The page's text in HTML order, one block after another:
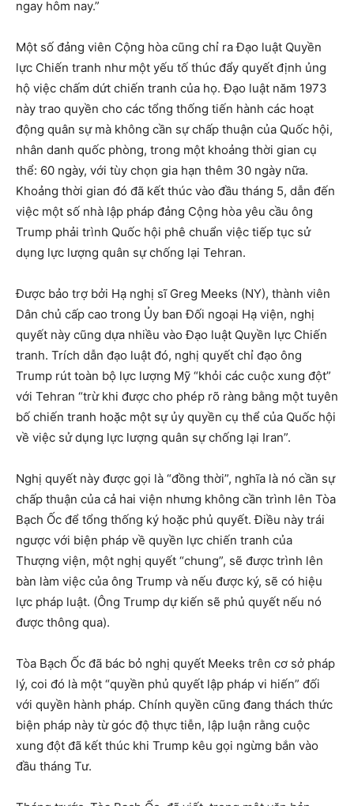
ngay hôm nay.”
Một số đảng viên Cộng hòa cũng chỉ ra Đạo luật Quyền
lực Chiến tranh như một yếu tố thúc đẩy quyết định ủng
hộ việc chấm dứt chiến tranh của họ. Đạo luật năm 1973
này trao quyền cho các tổng thống tiến hành các hoạt
động quân sự mà không cần sự chấp thuận của Quốc hội,
nhân danh quốc phòng, trong một khoảng thời gian cụ
thể: 60 ngày, với tùy chọn gia hạn thêm 30 ngày nữa.
Khoảng thời gian đó đã kết thúc vào đầu tháng 5, dẫn đến
việc một số nhà lập pháp đảng Cộng hòa yêu cầu ông
Trump phải trình Quốc hội phê chuẩn việc tiếp tục sử
dụng lực lượng quân sự chống lại Tehran.
Được bảo trợ bởi Hạ nghị sĩ Greg Meeks (NY), thành viên
Dân chủ cấp cao trong Ủy ban Đối ngoại Hạ viện, nghị
quyết này cũng dựa nhiều vào Đạo luật Quyền lực Chiến
tranh. Trích dẫn đạo luật đó, nghị quyết chỉ đạo ông
Trump rút toàn bộ lực lượng Mỹ “khỏi các cuộc xung đột”
với Tehran “trừ khi được cho phép rõ ràng bằng một tuyên
bố chiến tranh hoặc một sự ủy quyền cụ thể của Quốc hội
về việc sử dụng lực lượng quân sự chống lại Iran”.
Nghị quyết này được gọi là “đồng thời”, nghĩa là nó cần sự
chấp thuận của cả hai viện nhưng không cần trình lên Tòa
Bạch Ốc để tổng thống ký hoặc phủ quyết. Điều này trái
ngược với biện pháp về quyền lực chiến tranh của
Thượng viện, một nghị quyết “chung”, sẽ được trình lên
bàn làm việc của ông Trump và nếu được ký, sẽ có hiệu
lực pháp luật. (Ông Trump dự kiến ​​sẽ phủ quyết nếu nó
được thông qua).
Tòa Bạch Ốc đã bác bỏ nghị quyết Meeks trên cơ sở pháp
lý, coi đó là một “quyền phủ quyết lập pháp vi hiến” đối
với quyền hành pháp. Chính quyền cũng đang thách thức
biện pháp này từ góc độ thực tiễn, lập luận rằng cuộc
xung đột đã kết thúc khi Trump kêu gọi ngừng bắn vào
đầu tháng Tư.